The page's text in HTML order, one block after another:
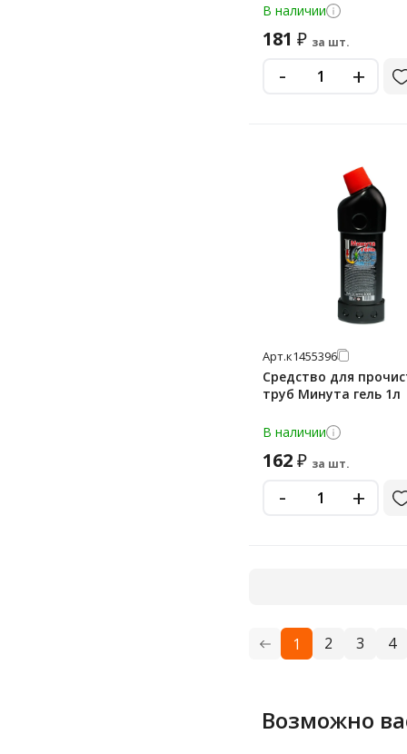
В наличии
181 ₽ за шт.
- +
Арт.к1455396
Средство для
труб Минута гель 1л
В наличии
162₽ за шт.
- +
1 2 3 4
Возможно